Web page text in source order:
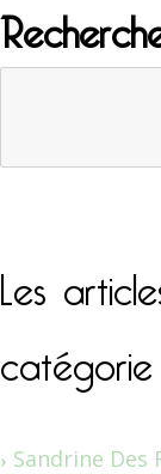
Les
catégorie
Sandrine Des